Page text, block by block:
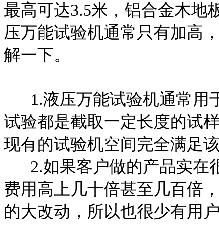
最高可达3.5米，铝合金木地
压万能试验机通常只有加高
解一下。
1.液压万能试验机通常用
试验都是截取一定长度的试
现有的试验机空间完全满足
2.如果客户做的产品实在
费用高上几十倍甚至几百倍
的大改动，所以也很少有用